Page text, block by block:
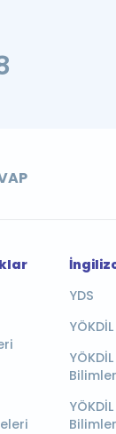
YDS
YÖKDİL
Bilimler